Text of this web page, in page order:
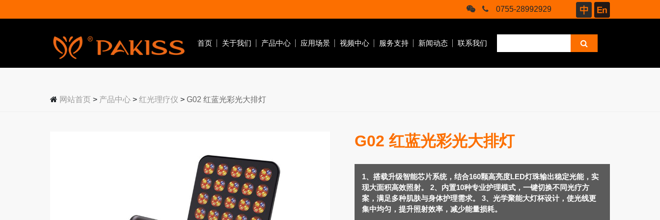
0755-28992929
首页 关于我们 产品中心 应用场景
脱毛仪器
视频中心 服务支持 新闻动态 联系我们
网站首页 > 产品中心 > 红光理疗仪 > G02 红蓝光彩光大排灯
G02 红蓝光彩光大排灯
1、搭载升级智能芯片系统，结合160颗高亮度LED灯珠输出稳定光能，实
现大面积高效照射。 2、内置10种专业护理模式，一键切换不同光疗方
案，满足多种肌肤与身体护理需求。 3、光学聚能大灯杯设计，使光线更
集中均匀，提升照射效率，减少能量损耗。